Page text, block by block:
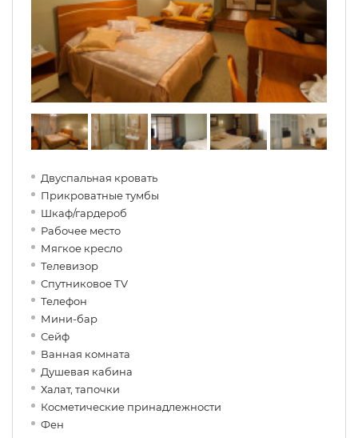
Двуспальная кровать
Прикроватные тумбы
Шкаф/гардероб
Рабочее место
Мягкое кресло
Телевизор
Спутниковое ТV
Телефон
Мини-бар
Сейф
Ванная комната
Душевая кабина
Халат, тапочки
Косметические принадлежности
Фен